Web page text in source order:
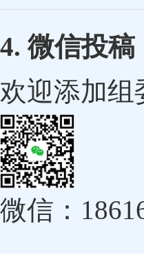
4. 微信投稿
欢迎添加组
微信：